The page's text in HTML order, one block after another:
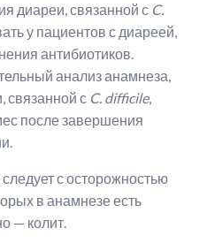
диареи, связанной с C.
у пациентов с диареей,
антибиотиков.
анализ анамнеза,
связанной с C. difficile,
после завершения
с осторожностью
в анамнезе есть
— колит.